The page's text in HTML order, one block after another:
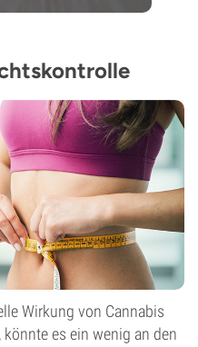
Wirkung von Cannabis
es ein wenig an den